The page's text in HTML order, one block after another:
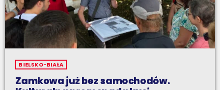
BIELSKO-BIAŁA
Zamkowa już bez samochodów.